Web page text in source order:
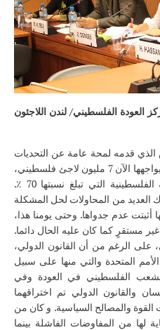
العودة الفلسطيني/ لندن اللاجئون
قدمه لمحة عامة عن التحديات
القانونية والسياسية والإنسانية التي يواجهها الآن 7 مليون لاجئ فلسطيني،
يمثلّون أهم وأبرز الدوائر الانتخابية الفلسطينية التي تبلغ نسبتها 70 ٪.
العديد من المحاولات لحل المشكلة
أثبتت عدم جدواها. وحتى يومنا هذا،
مستقرٍ كما كان عليه الحال دائما.
على الرغم من أن القانون الدولي،
المتحدة والتي منها على سبيل
المرقّم 194، حقّ الشعب الفلسطيني في العودة وفي
والقانون الدولي تم اختراقهما
والمصالح السياسية. و كان من
لها من المفاوضات الفاشلة بينما